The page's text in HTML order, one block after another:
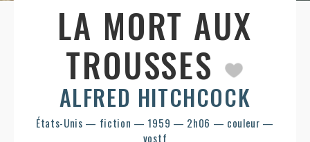
LA MORT AUX
TROUSSES
ALFRED HITCHCOCK
États-Unis — fiction — 1959 — 2h06 — couleur —
vostf